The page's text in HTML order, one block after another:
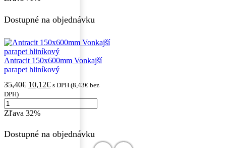
okno
Dostupné na objednávku
Antracit 150x600mm Vonkajší
parapet hliníkový
35,40€ Pôvodná
35,40€.
10,12€Aktuálna
10,12€.
s DPH (8,43€ bez
DPH)
množstvo
Antracit
Vonkajší
parapet
Zľava 32%
Dostupné na objednávku